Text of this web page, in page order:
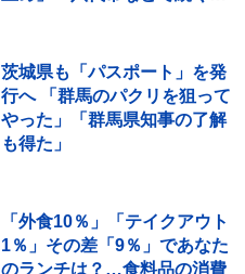
茨城県も「パスポート」を発
行へ 「群馬のパクリを狙って
やった」「群馬県知事の了解
も得た」
「外食10％」「テイクアウト
1％」その差「9％」であなた
のランチは？…食料品の消費